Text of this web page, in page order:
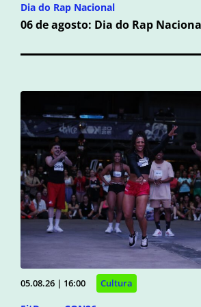
Dia do Rap Nacional
06 de agosto: Dia do Rap
05.08.26 | 16:00 Cultura